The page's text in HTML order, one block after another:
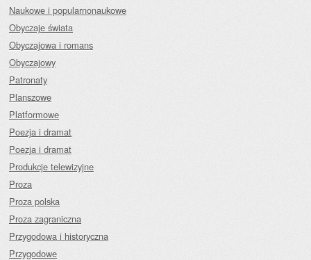
Naukowe i popularnonaukowe
Obyczaje świata
Obyczajowa i romans
Obyczajowy
Patronaty
Planszowe
Platformowe
Poezja i dramat
Poezja i dramat
Produkcje telewizyjne
Proza
Proza polska
Proza zagraniczna
Przygodowa i historyczna
Przygodowe